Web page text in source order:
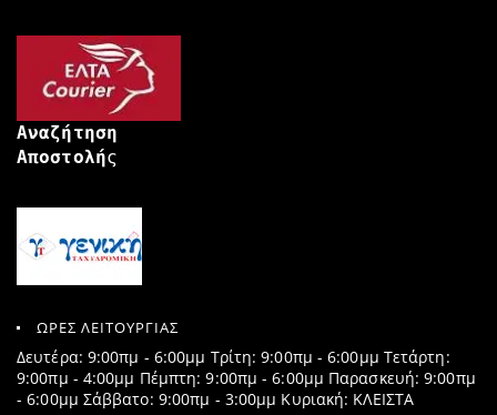
Αναζήτηση
Αποστολής
ΩΡΕΣ ΛΕΙΤΟΥΡΓΙΑΣ
Δευτέρα: 9:00πμ - 6:00μμ Τρίτη: 9:00πμ - 6:00μμ Τετάρτη:
9:00πμ - 4:00μμ Πέμπτη: 9:00πμ - 6:00μμ Παρασκευή: 9:00πμ
- 6:00μμ Σάββατο: 9:00πμ - 3:00μμ Κυριακή: ΚΛΕΙΣΤΑ